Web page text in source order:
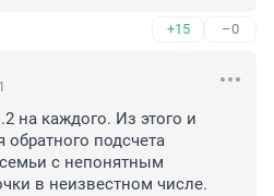
+15 –0
на каждого. Из этого и
подсчета
с непонятным
в неизвестном числе.